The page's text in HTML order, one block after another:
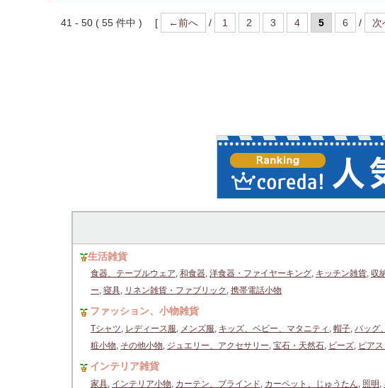
41 - 50 ( 55 件中 ) [ ←前へ / 1 2 3 4 5 6 /
生活雑貨
食器、テーブルウェア, 和食器, 洋食器・ファイヤーキング, キッチン雑貨, 収
ー, 寝具, リネン雑貨・ファブリック , 携帯電話小物
ファッション、小物雑貨
Tシャツ, レディース服, メンズ服, キッズ、ベビー、マタニティ , 帽子, バッグ
粧小物, その他小物, ジュエリー、アクセサリー, 宝石・天然石, ビーズ, ピア
インテリア雑貨
家具, インテリア小物, カーテン、ブラインド, カーペット、じゅうたん, 照明 ,